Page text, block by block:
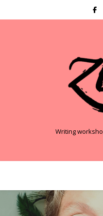
Writing